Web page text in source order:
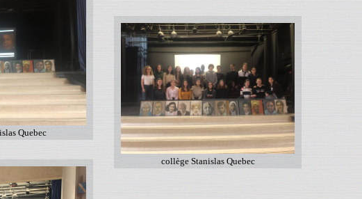
Quebec
collège Stanislas Quebec